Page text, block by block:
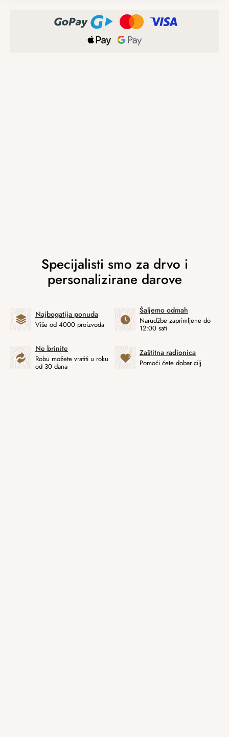
Najbogatija ponuda
Više od 4000 proizvoda
Šaljemo odmah
Narudžbe zaprimljene do
12:00 sati
Ne brinite
Robu možete vratiti u roku
od 30 dana
Zaštitna radionica
Pomoći ćete dobar cilj